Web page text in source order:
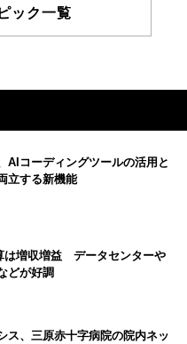
ック一覧
AIコーディングツールの活用と
立する新機能
は増収増益 データセンターや
どが好調
ス、三原赤十字病院の院内ネッ